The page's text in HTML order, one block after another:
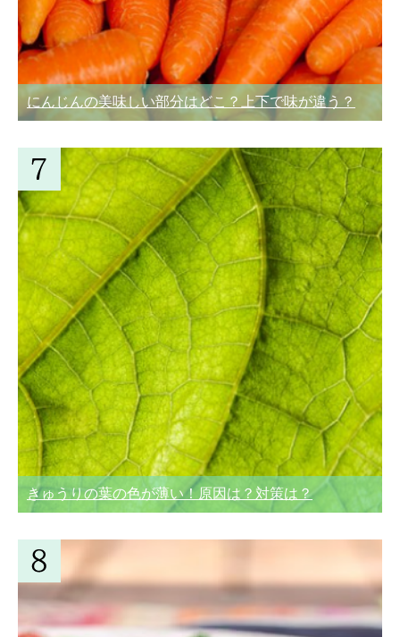
にんじんの美味しい部分はどこ？上下で味が違う？
きゅうりの葉の色が薄い！原因は？対策は？